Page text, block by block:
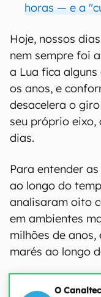
horas — e a
Hoje, nossos
nem sempre foi
a Lua fica
os anos, e
desacelera o
seu próprio eixo,
dias.
Para entender
ao longo do
analisaram oito
em ambientes
milhões de
marés ao longo
O